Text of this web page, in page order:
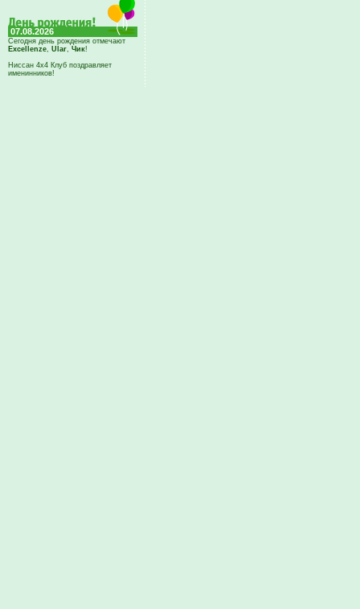
07.08.2026
Сегодня день рождения отмечают
Excellenze, Ular, Чик!
Ниссан 4х4 Клуб поздравляет
именинников!